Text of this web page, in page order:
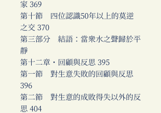
家 369
第十節 四位認識50年以上的莫逆
之交 370
第三部分 結語：當眾水之聲歸於平
靜
第十二章・回顧與反思 395
第一節 對生意失敗的回顧與反思
396
第二節 對生意的成敗得失以外的反
思 404